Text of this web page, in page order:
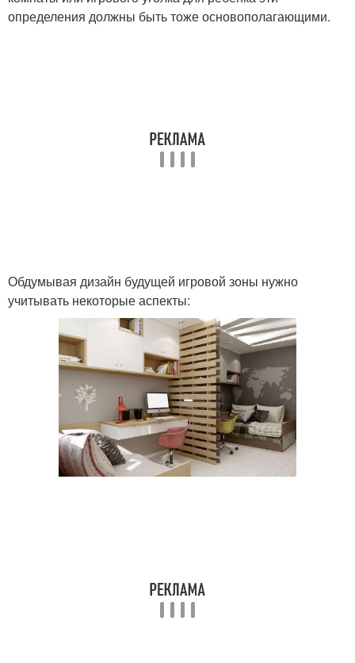
определения должны быть тоже основополагающими.
Обдумывая дизайн будущей игровой зоны нужно
учитывать некоторые аспекты: